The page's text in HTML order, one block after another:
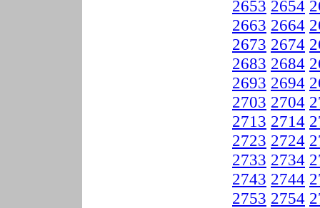
2653 2654
2663 2664
2673 2674
2683 2684
2693 2694
2703 2704
2713 2714
2723 2724
2733 2734
2743 2744
2753 2754